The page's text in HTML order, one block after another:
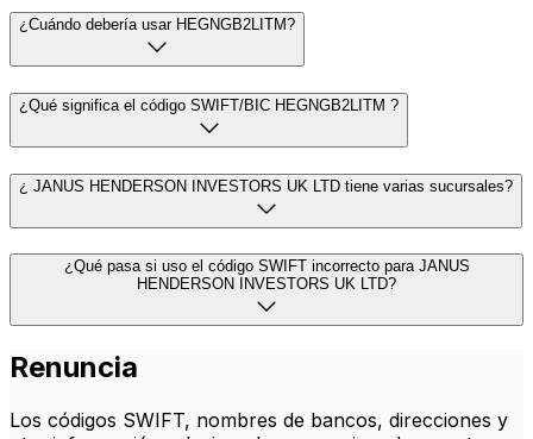
¿Cuándo debería usar HEGNGB2LITM?
¿Qué significa el código SWIFT/BIC HEGNGB2LITM ?
¿ JANUS HENDERSON INVESTORS UK LTD tiene varias sucursales?
¿Qué pasa si uso el código SWIFT incorrecto para JANUS
HENDERSON INVESTORS UK LTD?
Renuncia
Los códigos SWIFT, nombres de bancos, direcciones y